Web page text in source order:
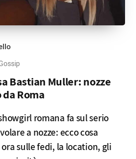
Bastian Muller: nozze
Roma
romana fa sul serio
a nozze: ecco cosa
sulle fedi, la location, gli